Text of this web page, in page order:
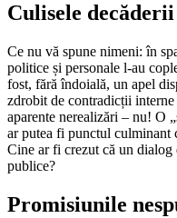
Culisele
Ce nu vă spune nimeni: în
politice și personale l-au
fost, fără îndoială, un apel
zdrobit de contradicții
aparente nerealizări – nu! O
ar putea fi punctul culminant
Cine ar fi crezut că un dialog
publice?
Promisiunile